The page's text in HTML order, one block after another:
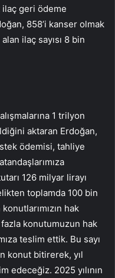
ilaç geri ödeme
858’i kanser olmak
ilaç sayısı 8 bin
1 trilyon
aktaran Erdoğan,
ödemisi, tahliye
126 milyar lirayı
toplamda 100 bin
hak
konutumuzun hak
teslim ettik. Bu sayı
konut bitirerek, yıl
edeceğiz. 2025 yılının